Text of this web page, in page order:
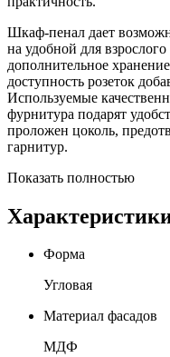
Шкаф-пенал дает
на удобной для
дополнительное
доступность розеток
Используемые
фурнитура подарят
проложен цоколь,
гарнитур.
Показать полностью
Форма
Угловая
Материал фасадов
МДФ